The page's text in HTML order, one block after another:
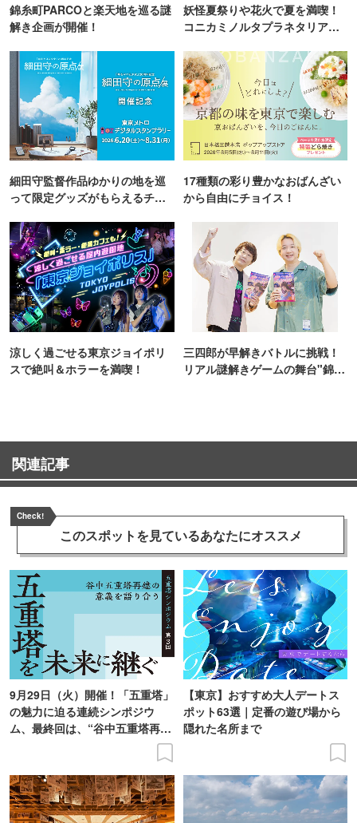
錦糸町PARCOと楽天地を巡る謎
解き企画が開催！
妖怪夏祭りや花火で夏を満喫！
コニカミノルタプラネタリア
細田守監督作品ゆかりの地を巡
って限定グッズがもらえるチャ
17種類の彩り豊かなおばんざい
から自由にチョイス！
涼しく過ごせる東京ジョイポリ
スで絶叫＆ホラーを満喫！
三四郎が早解きバトルに挑戦！
リアル謎解きゲームの舞台"錦糸
関連記事
Check!
このスポットを見ているあなたにオススメ
9月29日（火）開催！「五重塔」
の魅力に迫る連続シンポジウ
ム、最終回は、“谷中五重塔再建
【東京】おすすめ大人デートス
ポット63選｜定番の遊び場から
隠れた名所まで